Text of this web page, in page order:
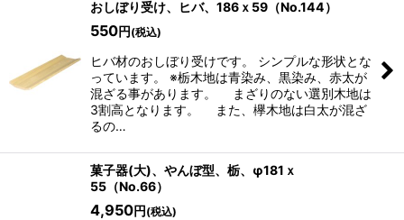
おしぼり受け、ヒバ、186ｘ59（No.144）
550円(税込)
ヒバ材のおしぼり受けです。 シンプルな形状とな
っています。 ※栃木地は青染み、黒染み、赤太が
混ざる事があります。 まざりのない選別木地は
3割高となります。 また、欅木地は白太が混ざ
るの…
菓子器(大)、やんぼ型、栃、φ181ｘ
55（No.66）
4,950円(税込)